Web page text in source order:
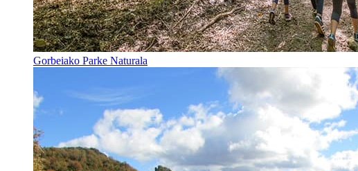
Gorbeiako Parke Naturala